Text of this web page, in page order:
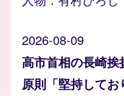
2026-08-09
高市首相の長崎
原則「堅持して